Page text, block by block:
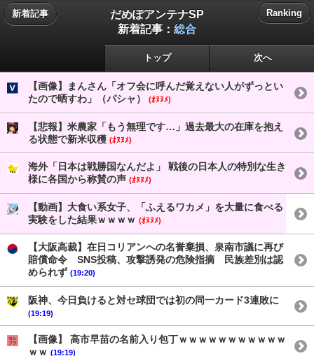
新着記事
だめぽアンテナSP
新着記事： 総合
Ranking
トップ 次へ
【画像】まんさん「オフ会に呼んだ覚えない人がずっとい
たので晒すわ」（パシャ）
(ｵﾇﾇﾒ)
【悲報】米農家「もう無理です…」過去最大の在庫を抱え
る状態で新米収穫 (ｵﾇﾇﾒ)
海外「日本は戦勝国なんだよ」 戦後の日本人の特別な生き
様に各国から称賛の声 (ｵﾇﾇﾒ)
【動画】大食い系女子、「ふえるワカメ」を大量に食べる
実験をした結果ｗｗｗｗ (ｵﾇﾇﾒ)
【大阪高裁】在日コリアンへの名誉棄損、泉南市議に再び
賠償命令 SNS投稿、攻撃誘発の危険指摘 民族差別は認
められず (19:20)
阪神、今日負けると対セ球団では初の同一カード3連敗に
(19:19)
【画像】 高市早苗の名前入り包丁ｗｗｗｗｗｗｗｗｗｗｗ
ｗｗ (19:19)